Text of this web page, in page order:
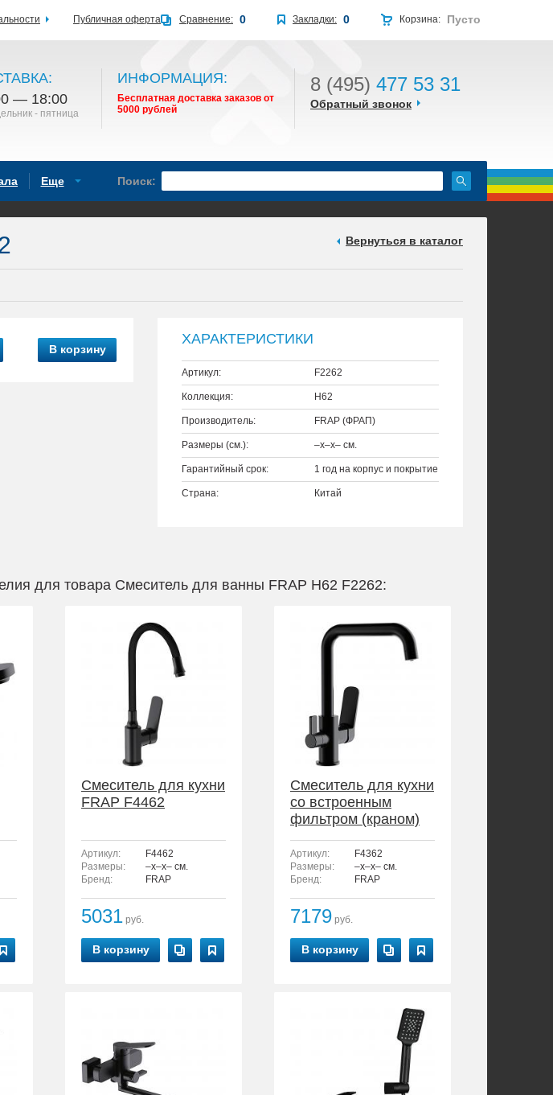
— 18:00
- пятница
ИНФОРМАЦИЯ:
Бесплатная доставка заказов от
5000 рублей
8 (495) 477 53 31
Обратный звонок
Еще Поиск:
Вернуться в каталог
В корзину
ХАРАКТЕРИСТИКИ
Артикул: F2262
Коллекция: H62
Производитель: FRAP (ФРАП)
Размеры (см.): –x–x– см.
Гарантийный срок: 1 год на корпус и покрытие
Страна: Китай
для товара Смеситель для ванны FRAP H62 F2262:
Смеситель для кухни
FRAP F4462
Артикул:
F4462
Размеры:
–x–x– см.
Бренд:
FRAP
5031 руб.
В корзину
Смеситель для кухни
со встроенным
фильтром (краном)
под питьевую воду
FRAP F4362
Артикул:
F4362
Размеры:
–x–x– см.
Бренд:
FRAP
7179 руб.
В корзину
Публичная оферта Корзина: Пусто
Закладки: 0
Сравнение: 0